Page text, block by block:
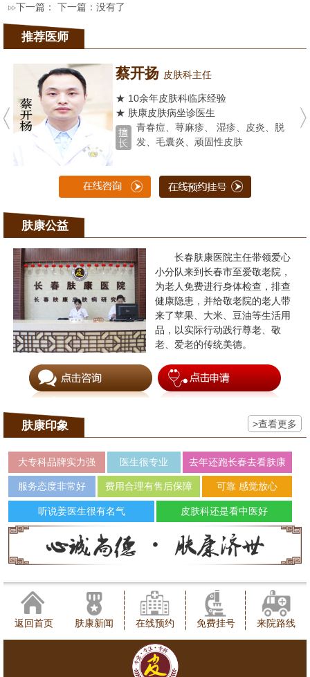
下一篇： 下一篇：没有了
推荐医师
蔡开扬 皮肤科主任
★ 10余年皮肤科临床经验
★ 肤康皮肤病坐诊医生
青春痘、荨麻疹、 湿疹、皮炎、脱
发、毛囊炎、顽固性皮肤
肤康公益
长春肤康医院主任带领爱心
小分队来到长春市至爱敬老院，
为老人免费进行身体检查，排查
健康隐患，并给敬老院的老人带
来了苹果、大米、豆油等生活用
品，以实际行动践行尊老、敬
老、爱老的传统美德。
肤康印象 >查看更多
大专科品牌实力强 医生很专业 去年还跑长春去看肤康
服务态度非常好 费用合理有售后保障 可靠 感觉放心
听说姜医生很有名气 皮肤科还是看中医好
返回首页 肤康新闻 在线预约 免费挂号 来院路线